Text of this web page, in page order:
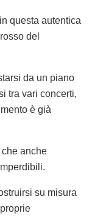
questa autentica
del
da un piano
tra vari concerti,
è già
anche
su misura